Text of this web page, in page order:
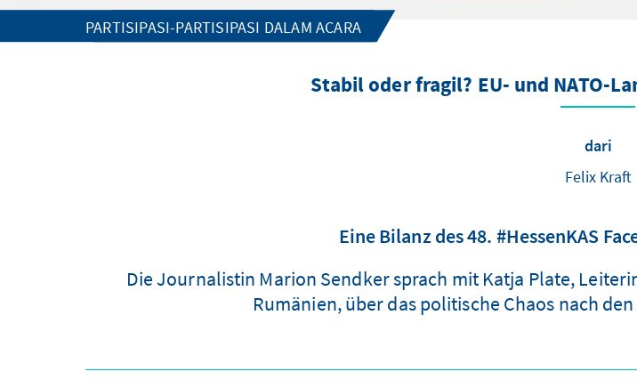
PARTISIPASI-PARTISIPASI DALAM ACARA
Stabil oder fragil? EU- und NATO-
dari
Felix Kraft
Eine Bilanz des 48. #HessenKAS
Die Journalistin Marion Sendker sprach mit Katja Plate,
Rumänien, über das politische Chaos nach